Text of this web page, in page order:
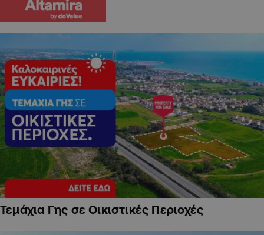
Τεμάχια Γης σε Οικιστικές Περιοχές